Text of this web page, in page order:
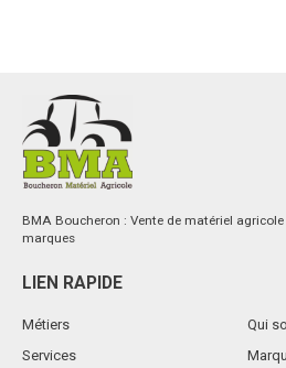
BMA Boucheron : Vente de matériel
marques
LIEN RAPIDE
Métiers
Services
Qui